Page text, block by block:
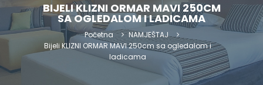
BIJELI KLIZNI ORMAR MAVI 250CM
SA OGLEDALOM I LADICAMA
Početna
NAMJEŠTAJ
Bijeli KLIZNI ORMAR MAVI 250cm sa ogledalom i
ladicama